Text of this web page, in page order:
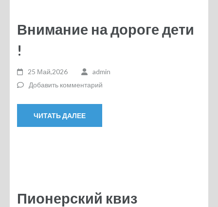
Внимание на дороге дети
!
25 Май,2026
admin
Добавить комментарий
ЧИТАТЬ ДАЛЕЕ
Пионерский квиз